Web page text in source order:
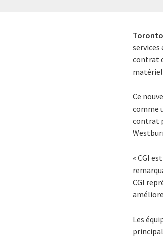
services
contrat
matériel
Ce
comme
contrat
« CGI
CGI
Les